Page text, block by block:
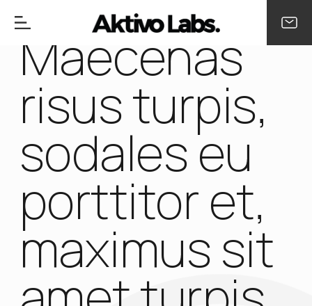
Maecenas
risus turpis,
sodales eu
porttitor et,
maximus sit